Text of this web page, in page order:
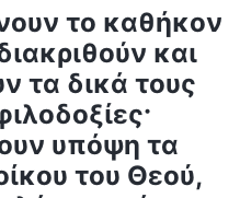
το καθήκον
και
τα δικά τους
υπόψη τα
του Θεού,